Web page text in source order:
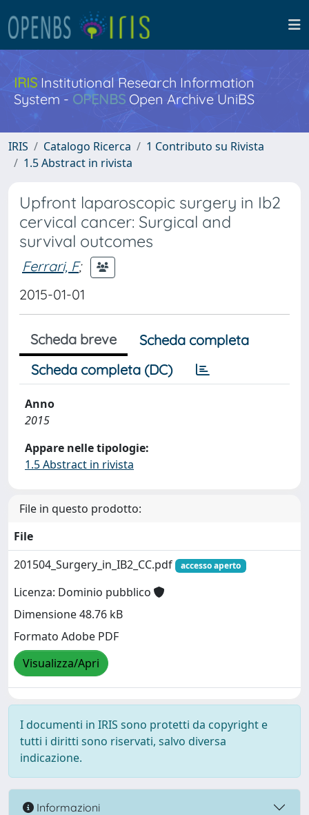
IRISInstitutional Research Information
System - OPENBS Open Archive UniBS
IRIS Catalogo Ricerca
1 Contributo su Rivista
1.5 Abstract in rivista
Upfront laparoscopic surgery in Ib2
cervical cancer: Surgical and
survival outcomes
Ferrari, F;
2015-01-01
Scheda breve
Scheda completa
Scheda completa (DC)
Anno
2015
Appare nelle tipologie:
1.5 Abstract in rivista
File in questo prodotto:
File
201504_Surgery_in_IB2_CC.pdf
accesso aperto
Licenza: Dominio pubblico
Dimensione 48.76 kB
Formato Adobe PDF
Visualizza/Apri
I documenti in IRIS sono protetti da copyright e
tutti i diritti sono riservati, salvo diversa
indicazione.
Informazioni